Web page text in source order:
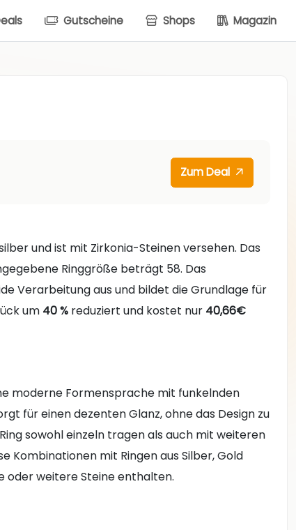
Gutscheine Shops Magazin
Zum Deal
und ist mit Zirkonia-Steinen versehen. Das
Ringgröße beträgt 58. Das
Verarbeitung aus und bildet die Grundlage für
um 40 % reduziert und kostet nur 40,66€
moderne Formensprache mit funkelnden
für einen dezenten Glanz, ohne das Design zu
sowohl einzeln tragen als auch mit weiteren
Kombinationen mit Ringen aus Silber, Gold
oder weitere Steine enthalten.